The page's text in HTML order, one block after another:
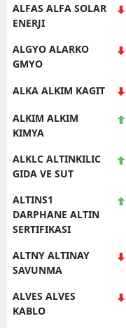
ALFAS ALFA SOLAR
ENERJI
ALGYO ALARKO
GMYO
ALKA ALKIM KAGIT
ALKIM ALKIM
KIMYA
ALKLC ALTINKILIC
GIDA VE SUT
ALTINS1
DARPHANE ALTIN
SERTIFIKASI
ALTNY ALTINAY
SAVUNMA
ALVES ALVES
KABLO